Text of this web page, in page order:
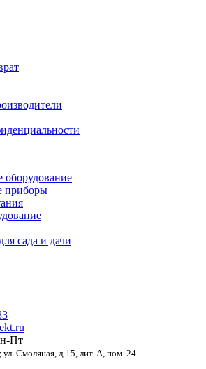
приборы
сада и дачи
Пт
ул. Смоляная, д.15, лит. А, пом. 24